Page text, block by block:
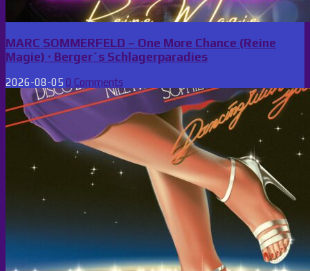
MARC SOMMERFELD – One More Chance (Reine
Magie) · Berger´s Schlagerparadies
2026-08-05 0 Comments